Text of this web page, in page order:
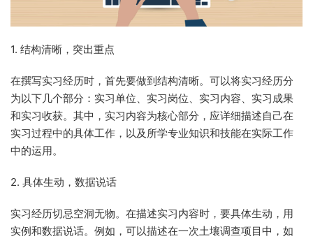
1. 结构清晰，突出重点
在撰写实习经历时，首先要做到结构清晰。可以将实习经历分
为以下几个部分：实习单位、实习岗位、实习内容、实习成果
和实习收获。其中，实习内容为核心部分，应详细描述自己在
实习过程中的具体工作，以及所学专业知识和技能在实际工作
中的运用。
2. 具体生动，数据说话
实习经历切忌空洞无物。在描述实习内容时，要具体生动，用
实例和数据说话。例如，可以描述在一次土壤调查项目中，如